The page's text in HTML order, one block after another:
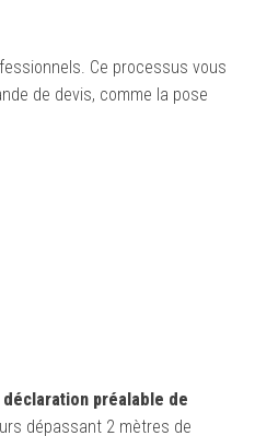
Ce processus vous
de devis, comme la pose
déclaration préalable de
dépassant 2 mètres de